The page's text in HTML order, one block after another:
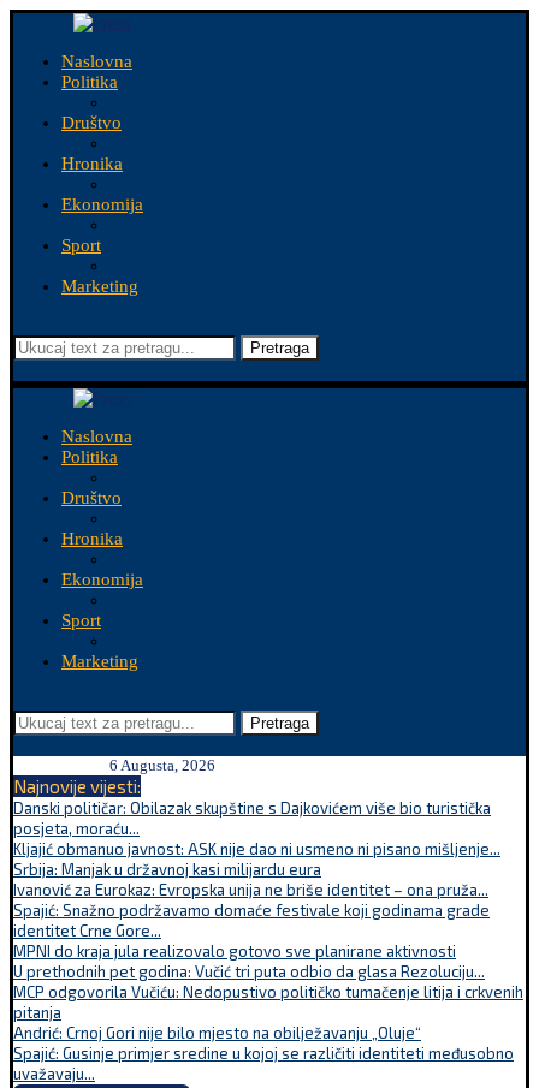
Naslovna
Politika
Društvo
Hronika
Ekonomija
Sport
Marketing
Pretraga
Naslovna
Politika
Društvo
Hronika
Ekonomija
Sport
Marketing
Pretraga
6 Augusta, 2026
Najnovije vijesti:
Danski političar: Obilazak skupštine s Dajkovićem više bio turistička
posjeta, moraću...
Kljajić obmanuo javnost: ASK nije dao ni usmeno ni pisano mišljenje...
Srbija: Manjak u državnoj kasi milijardu eura
Ivanović za Eurokaz: Evropska unija ne briše identitet – ona pruža...
Spajić: Snažno podržavamo domaće festivale koji godinama grade
identitet Crne Gore...
MPNI do kraja jula realizovalo gotovo sve planirane aktivnosti
U prethodnih pet godina: Vučić tri puta odbio da glasa Rezoluciju...
MCP odgovorila Vučiću: Nedopustivo političko tumačenje litija i crkvenih
pitanja
Andrić: Crnoj Gori nije bilo mjesto na obilježavanju „Oluje“
Spajić: Gusinje primjer sredine u kojoj se različiti identiteti međusobno
uvažavaju...